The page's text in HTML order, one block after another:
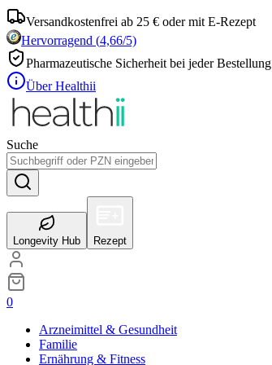
Versandkostenfrei ab 25 € oder mit E-Rezept
Hervorragend (4,66/5)
Pharmazeutische Sicherheit bei jeder Bestellung
Über Healthii
Suche
Longevity Hub Rezept
0
Arzneimittel & Gesundheit
Familie
Ernährung & Fitness